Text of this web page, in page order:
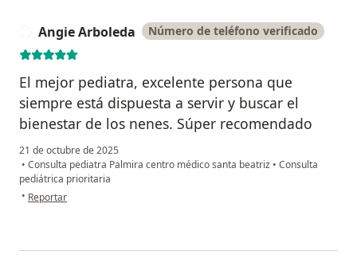
Angie Arboleda Número de teléfono verificado
El mejor pediatra, excelente persona que
siempre está dispuesta a servir y buscar el
bienestar de los nenes. Súper recomendado
21 de octubre de 2025
• Consulta pediatra Palmira centro médico santa beatriz • Consulta
pediátrica prioritaria
• en opinión del usuario Angie Arboleda
Reportar